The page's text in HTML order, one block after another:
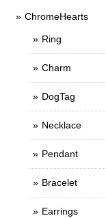
ChromeHearts
Ring
Charm
DogTag
Necklace
Pendant
Bracelet
Earrings